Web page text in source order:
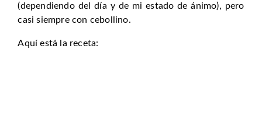
(dependiendo del día y de mi estado de ánimo), pero
casi siempre con cebollino.
Aquí está la receta: